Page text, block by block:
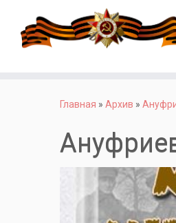
Главная » Архив »